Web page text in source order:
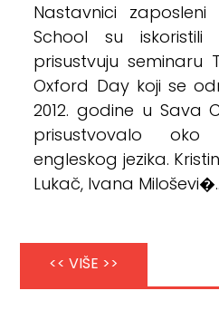
Nastavnici
School su
prisustvuju seminaru
Oxford Day koji se
2012. godine u Sava
prisustvovalo oko
engleskog jezika.
Lukač, Ivana
<< VIŠE >>